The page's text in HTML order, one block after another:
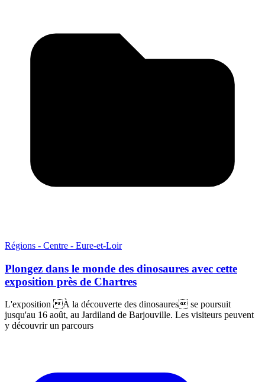
Régions - Centre - Eure-et-Loir
Plongez dans le monde des dinosaures avec cette
exposition près de Chartres
L'exposition À la découverte des dinosaures se poursuit
jusqu'au 16 août, au Jardiland de Barjouville. Les visiteurs peuvent
y découvrir un parcours